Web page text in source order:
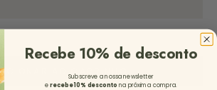
AO CARRINHO
Recebe 10% de desconto
Subscreve a nossa newsletter
erecebe 10% desconto na próxima compra.